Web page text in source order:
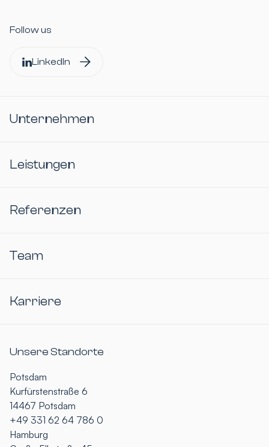
Follow us
LinkedIn
Unternehmen
Leistungen
Referenzen
Team
Karriere
Unsere Standorte
Potsdam
Kurfürstenstraße 6
14467 Potsdam
+49 331 62 64 786 0
Hamburg